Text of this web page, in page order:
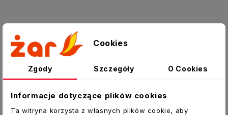
Szczegóły produktu
Załączniki
Łącznik z zaworem zwrotnym kanałów
płaskich 204x60
Cookies
Zgody Szczegóły O Cookies
Informacje dotyczące plików cookies
Ta witryna korzysta z własnych plików cookie, aby